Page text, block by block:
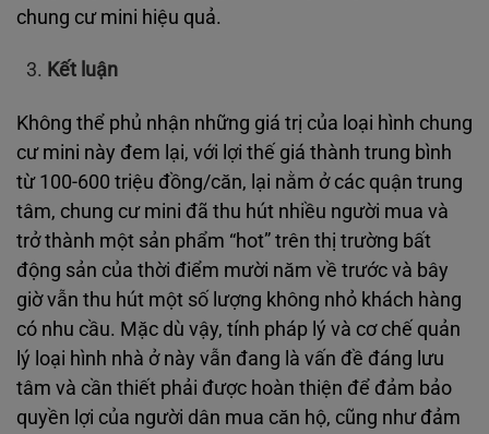
chung cư mini hiệu quả.
Kết luận
Không thể phủ nhận những giá trị của loại hình chung
cư mini này đem lại, với lợi thế giá thành trung bình
từ 100-600 triệu đồng/căn, lại nằm ở các quận trung
tâm, chung cư mini đã thu hút nhiều người mua và
trở thành một sản phẩm “hot” trên thị trường bất
động sản của thời điểm mười năm về trước và bây
giờ vẫn thu hút một số lượng không nhỏ khách hàng
có nhu cầu. Mặc dù vậy, tính pháp lý và cơ chế quản
lý loại hình nhà ở này vẫn đang là vấn đề đáng lưu
tâm và cần thiết phải được hoàn thiện để đảm bảo
quyền lợi của người dân mua căn hộ, cũng như đảm